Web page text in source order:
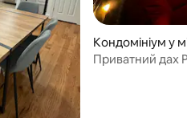
Кондомініум у
Приватний дах